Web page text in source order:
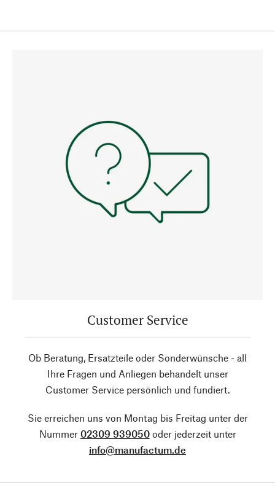
Customer Service
Ob Beratung, Ersatzteile oder Sonderwünsche - all
Ihre Fragen und Anliegen behandelt unser
Customer Service persönlich und fundiert.
Sie erreichen uns von Montag bis Freitag unter der
Nummer 02309 939050oder jederzeit unter
info@manufactum.de